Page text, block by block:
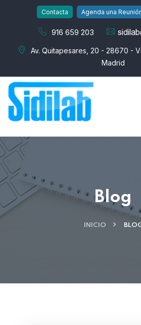
Contacta Agenda una
916 659 203
Av. Quitapesares, 20 - 28670 -
Madrid
Blog
INICIO